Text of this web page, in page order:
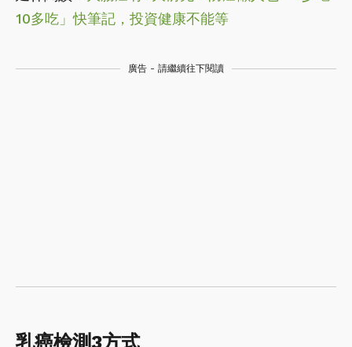
10多吃」快筆記，投資健康不能等
廣告 - 請繼續往下閱讀
乳癌檢測3方式